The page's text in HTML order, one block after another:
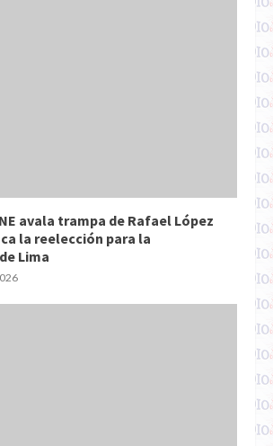
avala trampa de Rafael López
la reelección para la
Lima